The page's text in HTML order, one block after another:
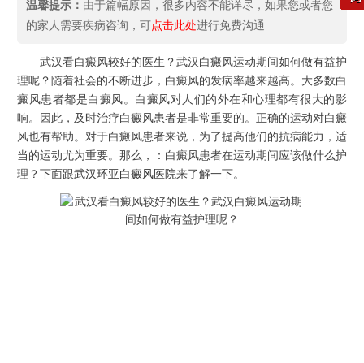
温馨提示： 由于篇幅原因，很多内容不能详尽，如果您或者您
的家人需要疾病咨询，可点击此处进行免费沟通
武汉看白癜风较好的医生？武汉白癜风运动期间如何做有益护
理呢？随着社会的不断进步，白癜风的发病率越来越高。大多数白
癜风患者都是白癜风。白癜风对人们的外在和心理都有很大的影
响。因此，及时治疗白癜风患者是非常重要的。正确的运动对白癜
风也有帮助。对于白癜风患者来说，为了提高他们的抗病能力，适
当的运动尤为重要。那么，：白癜风患者在运动期间应该做什么护
理？下面跟武汉环亚白癜风医院来了解一下。